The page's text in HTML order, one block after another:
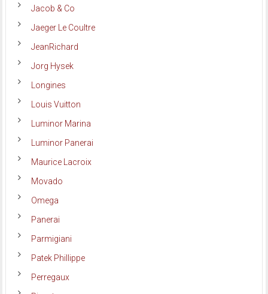
Jacob & Co
Jaeger Le Coultre
JeanRichard
Jorg Hysek
Longines
Louis Vuitton
Luminor Marina
Luminor Panerai
Maurice Lacroix
Movado
Omega
Panerai
Parmigiani
Patek Phillippe
Perregaux